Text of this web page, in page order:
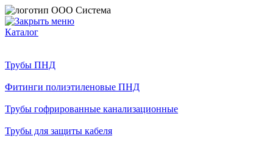
Каталог
Трубы ПНД
Фитинги полиэтиленовые ПНД
Трубы гофрированные канализационные
Трубы для защиты кабеля